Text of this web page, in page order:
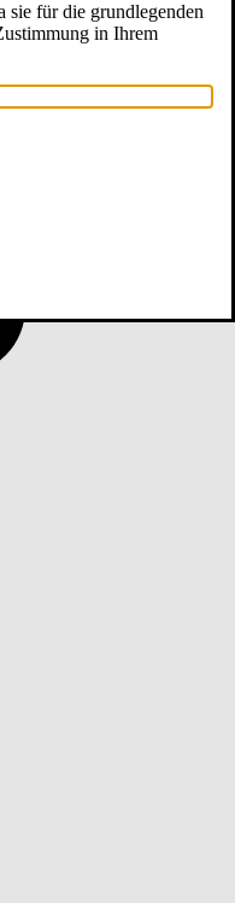
sie für die grundlegenden
in Ihrem